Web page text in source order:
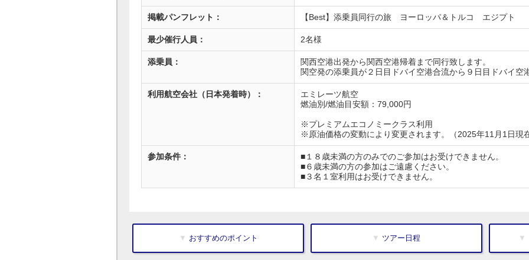
掲載パンフレット： 【Best】添乗員同行の旅 ヨーロッパ＆トルコ エジプト
最少催行人員： 2名様
添乗員：
関西空港出発から関西空港帰着まで同行致します。
関空発の添乗員が２日目ドバイ空港合流から９日目ドバイ空
利用航空会社（日本発着時）：
エミレーツ航空
燃油別/燃油目安額：79,000円
※プレミアムエコノミークラス利用
※原油価格の変動により変更されます。（2025年11月1日現
参加条件：
■１８歳未満の方のみでのご参加はお受けできません。
■６歳未満の方の参加はご遠慮ください。
■３名１室利用はお受けできません。
▼ おすすめのポイント ▼ ツアー日程